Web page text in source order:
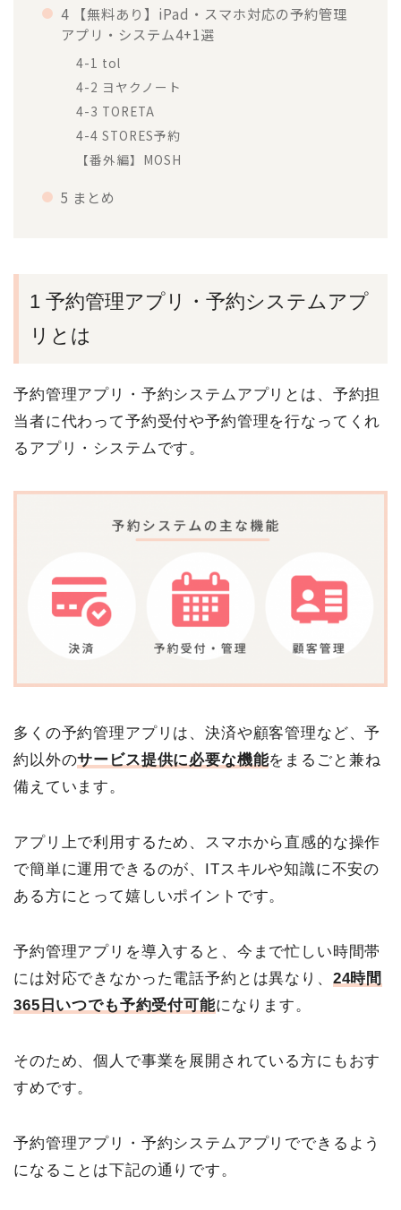
4 【無料あり】iPad・スマホ対応の予約管理
アプリ・システム4+1選
4-1 tol
4-2 ヨヤクノート
4-3 TORETA
4-4 STORES予約
【番外編】 MOSH
5 まとめ
1 予約管理アプリ・予約システムアプ
リとは
予約管理アプリ・予約システムアプリとは、予約担
当者に代わって予約受付や予約管理を行なってくれ
るアプリ・システムです。
多くの予約管理アプリは、決済や顧客管理など、予
約以外のサービス提供に必要な機能をまるごと兼ね
備えています。
アプリ上で利用するため、スマホから直感的な操作
で簡単に運用できるのが、ITスキルや知識に不安の
ある方にとって嬉しいポイントです。
予約管理アプリを導入すると、今まで忙しい時間帯
には対応できなかった電話予約とは異なり、 24時間
365日いつでも予約受付可能になります。
そのため、個人で事業を展開されている方にもおす
すめです。
予約管理アプリ・予約システムアプリでできるよう
になることは下記の通りです。